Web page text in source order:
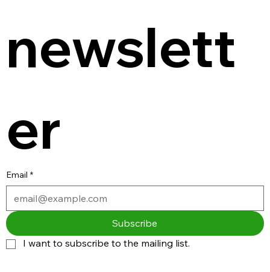
newslett
er
Email *
Subscribe
I want to subscribe to the mailing list.